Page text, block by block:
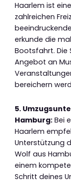
Haarlem ist
zahlreichen
erkunde die
Bootsfahrt. Die
Angebot an
bereichern
5.
Hamburg: Bei
Haarlem
Unterstützung
Wolf aus
einem
Schritt deines